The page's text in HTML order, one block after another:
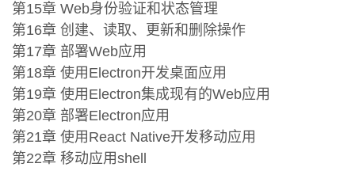
第15章 Web身份验证和状态管理
第16章 创建、读取、更新和删除操作
第17章 部署Web应用
第18章 使用Electron开发桌面应用
第19章 使用Electron集成现有的Web应用
第20章 部署Electron应用
第21章 使用React Native开发移动应用
第22章 移动应用shell